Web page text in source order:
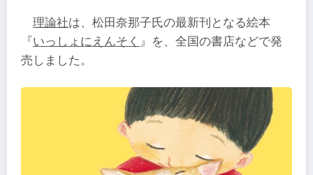
理論社は、松田奈那子氏の最新刊となる絵本
『 いっしょにえんそく 』を、全国の書店などで発
売しました。